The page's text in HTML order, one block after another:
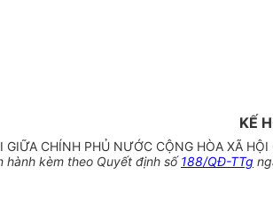
KẾ
CHÍNH PHỦ NƯỚC CỘNG HÒA XÃ
hành kèm theo Quyết định số188/QĐ-TTg